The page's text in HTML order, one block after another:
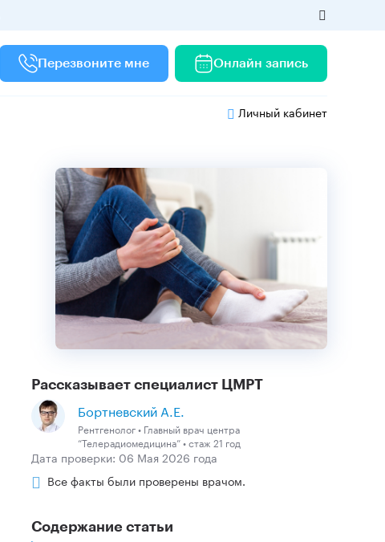
Перезвоните мне Онлайн запись
Личный кабинет
Рассказывает специалист ЦМРТ
Бортневский А.Е.
Рентгенолог • Главный врач центра
“Телерадиомедицина” • стаж 21 год
Дата проверки: 06 Мая 2026 года
Все факты были проверены врачом.
Содержание статьи